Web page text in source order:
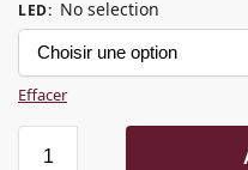
LED: No selection
Effacer